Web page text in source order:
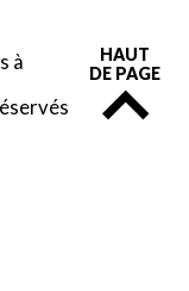
à
HAUT
DE PAGE